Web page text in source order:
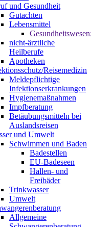
und Gesundheit
Gutachten
Lebensmittel
nicht-ärztliche
Heilberufe
Apotheken
Reisemedizin
Meldepflichtige
Infektionserkrankungen
Hygienemaßnahmen
Impfberatung
Betäubungsmitteln bei
Auslandsreisen
und Umwelt
Schwimmen und Baden
Badestellen
EU-Badeseen
Hallen- und
Freibäder
Trinkwasser
Umwelt
Allgemeine